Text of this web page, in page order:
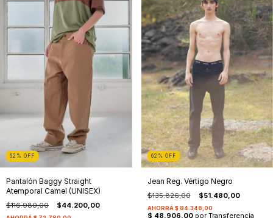
62 % OFF
Pantalón Baggy Straight
Atemporal Camel (UNISEX)
$116.980,00 $44.200,00
62 % OFF
Jean Reg. Vértigo Negro
$135.826,00 $51.480,00